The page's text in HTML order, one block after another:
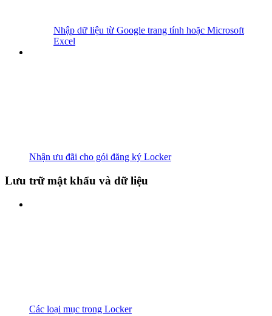
Nhập dữ liệu từ Google trang tính hoặc Microsoft
Excel
Nhận ưu đãi cho gói đăng ký Locker
Lưu trữ mật khẩu và dữ liệu
Các loại mục trong Locker